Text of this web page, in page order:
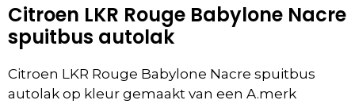
Citroen LKR Rouge Babylone Nacre
spuitbus autolak
Citroen LKR Rouge Babylone Nacre spuitbus
autolak op kleur gemaakt van een A.merk